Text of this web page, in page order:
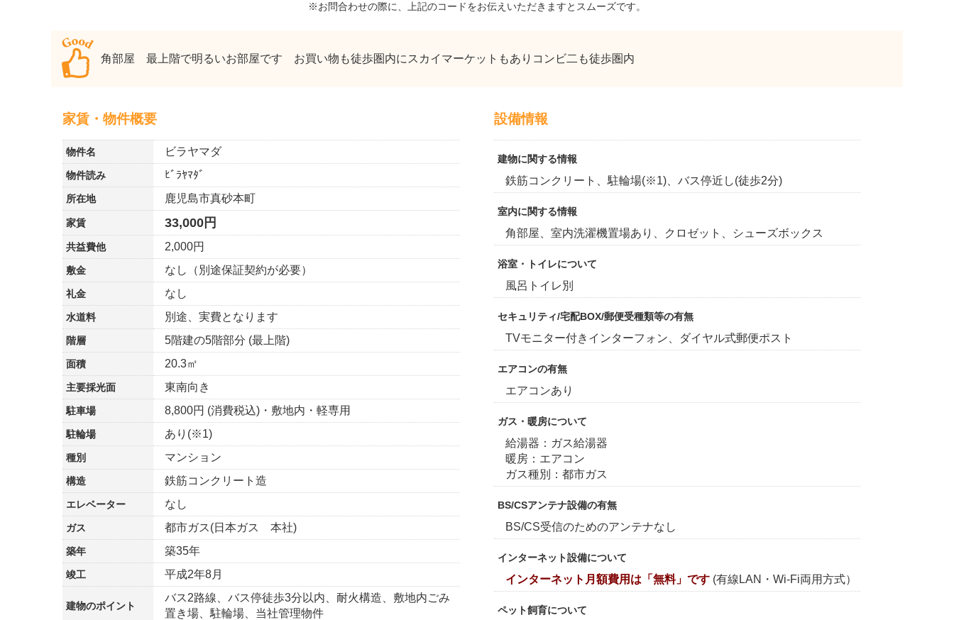
※お問合わせの際に、上記のコードをお伝えいただきますとスムーズです。
角部屋 最上階で明るいお部屋です お買い物も徒歩圏内にスカイマーケットもありコンビ二も徒歩圏内
家賃・物件概要
物件名 ビラヤマダ
物件読み ﾋﾞﾗﾔﾏﾀﾞ
所在地 鹿児島市真砂本町
家賃 33,000円
共益費他 2,000円
敷金 なし（別途保証契約が必要）
礼金 なし
水道料 別途、実費となります
階層 5階建の5階部分 (最上階)
面積 20.3㎡
主要採光面 東南向き
駐車場 8,800円 (消費税込)・敷地内・軽専用
駐輪場 あり(※1)
種別 マンション
構造 鉄筋コンクリート造
エレベーター なし
ガス 都市ガス(日本ガス 本社)
築年 築35年
竣工 平成2年8月
建物のポイント
バス2路線、バス停徒歩3分以内、耐火構造、敷地内ごみ
置き場、駐輪場、当社管理物件
設備情報
建物に関する情報
鉄筋コンクリート、駐輪場(※1)、バス停近し(徒歩2分)
室内に関する情報
角部屋、室内洗濯機置場あり、クロゼット、シューズボックス
浴室・トイレについて
風呂トイレ別
セキュリティ/宅配BOX/郵便受種類等の有無
TVモニター付きインターフォン、ダイヤル式郵便ポスト
エアコンの有無
エアコンあり
ガス・暖房について
給湯器：ガス給湯器
暖房：エアコン
ガス種別：都市ガス
BS/CSアンテナ設備の有無
BS/CS受信のためのアンテナなし
インターネット設備について
インターネット月額費用は「無料」です (有線LAN・Wi-Fi両用方式）
ペット飼育について